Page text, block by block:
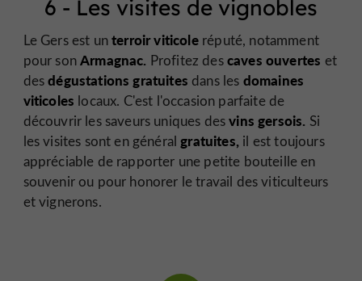
6 - Les visites de vignobles
Le Gers est unterroir viticoleréputé, notamment
pour sonArmagnac. Profitez descaves ouvertes et
desdégustations gratuites dans les domaines
viticoles locaux. C'est l'occasion parfaite de
découvrir les saveurs uniques desvins gersois. Si
les visites sont en généralgratuites, il est toujours
appréciable de rapporter une petite bouteille en
souvenir ou pour honorer le travail des viticulteurs
et vignerons.